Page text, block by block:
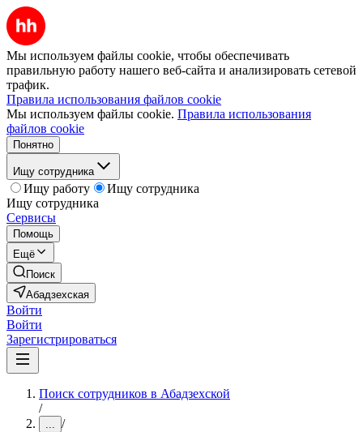
Мы используем файлы cookie, чтобы обеспечивать
правильную работу нашего веб-сайта и анализировать сетевой
трафик.
Правила использования файлов cookie
Мы используем файлы cookie. Правила использования
файлов cookie
Понятно
Ищу сотрудника
Ищу работу
Ищу сотрудника
Ищу сотрудника
Сервисы
Помощь
Ещё
Поиск
Абадзехская
Войти
Войти
Зарегистрироваться
Поиск сотрудников в Абадзехской
/
... /